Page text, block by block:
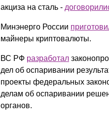
акциза на сталь -
Минэнерго России
майнеры криптовалюты.
ВС РФ разработал
дел об оспаривании
проекты федеральных
делам об оспаривании
органов.